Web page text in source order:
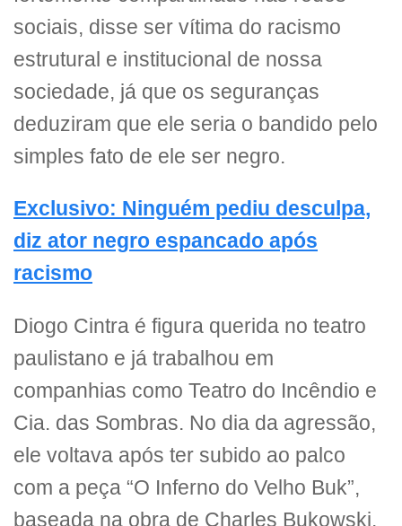
sociais, disse ser vítima do racismo
estrutural e institucional de nossa
sociedade, já que os seguranças
deduziram que ele seria o bandido pelo
simples fato de ele ser negro.
Exclusivo: Ninguém pediu desculpa,
diz ator negro espancado após
racismo
Diogo Cintra é figura querida no teatro
paulistano e já trabalhou em
companhias como Teatro do Incêndio e
Cia. das Sombras. No dia da agressão,
ele voltava após ter subido ao palco
com a peça “O Inferno do Velho Buk”,
baseada na obra de Charles Bukowski.